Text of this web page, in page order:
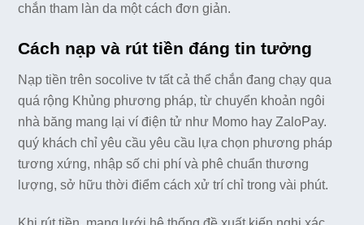
chắn tham làn da một cách đơn giản.
Cách nạp và rút tiền đáng tin tưởng
Nạp tiền trên socolive tv tất cả thể chắn đang chạy qua
quá rộng Khủng phương pháp, từ chuyển khoản ngôi
nhà băng mang lại ví điện tử như Momo hay ZaloPay.
quý khách chỉ yêu cầu yêu cầu lựa chọn phương pháp
tương xứng, nhập số chi phí và phê chuẩn thương
lượng, sở hữu thời điểm cách xử trí chỉ trong vài phút.